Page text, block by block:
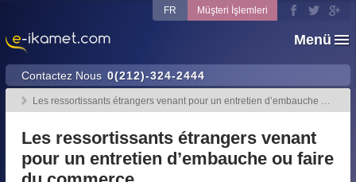
Menü
Contactez Nous 0(212)-324-2444
FR Müşteri İşlemleri
Les ressortissants étrangers venant pour un entretien d’embauche ou...
Les ressortissants étrangers venant
pour un entretien d’embauche ou faire